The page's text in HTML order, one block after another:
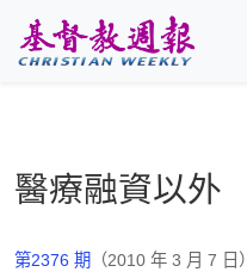
醫療融資以外
第2376 期 （2010 年 3 月 7 日）